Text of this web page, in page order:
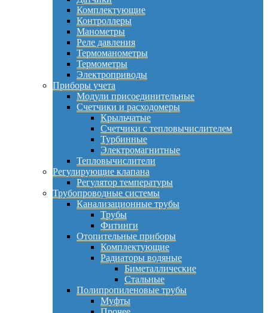
Комплектующие
Контроллеры
Манометры
Реле давления
Термоманометры
Термометры
Электроприводы
Приборы учета
Модули присоединительные
Счетчики и расходомеры
Крыльчатые
Счетчики с тепловычислителем
Турбинные
Электромагнитные
Тепловычислители
Регулирующие клапана
Регулятор температуры
Трубопроводные системы
Канализационные трубы
Трубы
Фитинги
Отопительные приборы
Комплектующие
Радиаторы водяные
Биметаллические
Стальные
Полипропиленовые трубы
Муфты